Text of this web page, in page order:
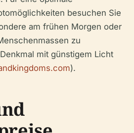
besuchen Sie
am frühen Morgen oder
zu
mit günstigem Licht
).